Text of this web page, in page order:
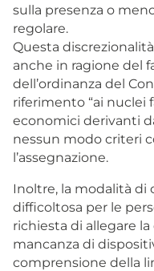
sulla presenza o
regolare.
Questa
anche in ragione del
dell’ordinanza del
riferimento “ai nuclei
economici derivanti
nessun modo criteri
l’assegnazione.
Inoltre, la modalità di
difficoltosa per le
richiesta di allegare
mancanza di
comprensione della